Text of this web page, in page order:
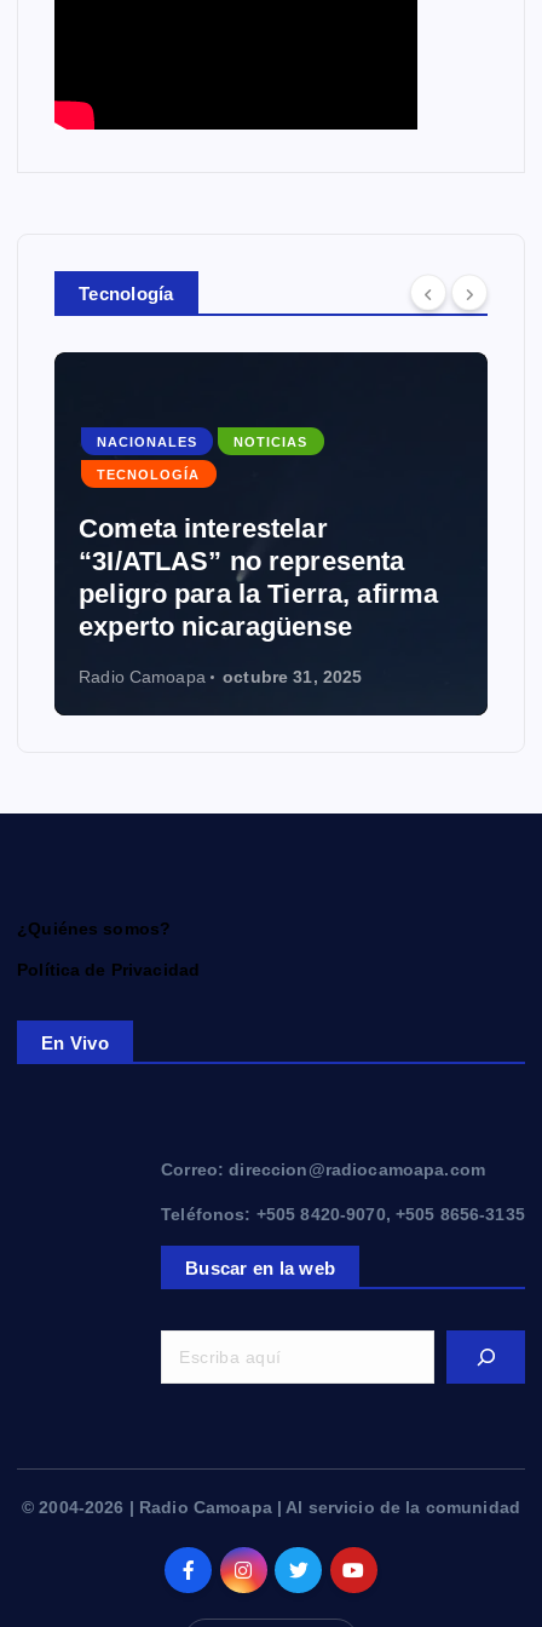
Tecnología
NACIONALES NOTICIAS
TECNOLOGÍA
Cometa interestelar
“3I/ATLAS” no representa
peligro para la Tierra, afirma
experto nicaragüense
Radio Camoapa octubre 31, 2025
¿Quiénes somos?
Política de Privacidad
En Vivo
Correo: direccion@radiocamoapa.com
Teléfonos: +505 8420-9070, +505 8656-3135
Buscar en la web
© 2004-2026 | Radio Camoapa | Al servicio de la comunidad